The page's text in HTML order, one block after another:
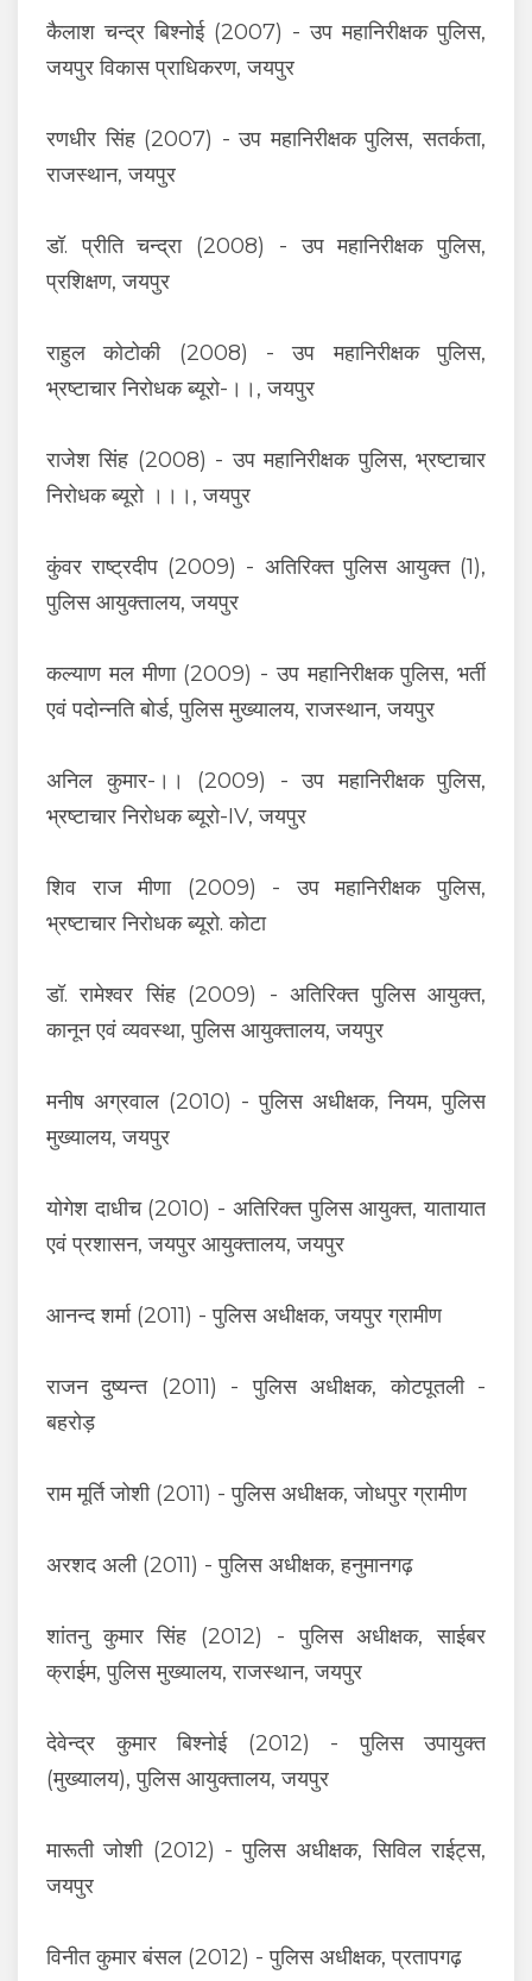
कैलाश चन्द्र बिश्नोई (2007) - उप महानिरीक्षक पुलिस,
जयपुर विकास प्राधिकरण, जयपुर
रणधीर सिंह (2007) - उप महानिरीक्षक पुलिस, सतर्कता,
राजस्थान, जयपुर
डॉ. प्रीति चन्द्रा (2008) - उप महानिरीक्षक पुलिस,
प्रशिक्षण, जयपुर
राहुल कोटोकी (2008) - उप महानिरीक्षक पुलिस,
भ्रष्टाचार निरोधक ब्यूरो-।।, जयपुर
राजेश सिंह (2008) - उप महानिरीक्षक पुलिस, भ्रष्टाचार
निरोधक ब्यूरो ।।।, जयपुर
कुंवर राष्ट्रदीप (2009) - अतिरिक्त पुलिस आयुक्त (1),
पुलिस आयुक्तालय, जयपुर
कल्याण मल मीणा (2009) - उप महानिरीक्षक पुलिस, भर्ती
एवं पदोन्नति बोर्ड, पुलिस मुख्यालय, राजस्थान, जयपुर
अनिल कुमार-।। (2009) - उप महानिरीक्षक पुलिस,
भ्रष्टाचार निरोधक ब्यूरो-IV, जयपुर
शिव राज मीणा (2009) - उप महानिरीक्षक पुलिस,
भ्रष्टाचार निरोधक ब्यूरो. कोटा
डॉ. रामेश्वर सिंह (2009) - अतिरिक्त पुलिस आयुक्त,
कानून एवं व्यवस्था, पुलिस आयुक्तालय, जयपुर
मनीष अग्रवाल (2010) - पुलिस अधीक्षक, नियम, पुलिस
मुख्यालय, जयपुर
योगेश दाधीच (2010) - अतिरिक्त पुलिस आयुक्त, यातायात
एवं प्रशासन, जयपुर आयुक्तालय, जयपुर
आनन्द शर्मा (2011) - पुलिस अधीक्षक, जयपुर ग्रामीण
राजन दुष्यन्त (2011) - पुलिस अधीक्षक, कोटपूतली -
बहरोड़
राम मूर्ति जोशी (2011) - पुलिस अधीक्षक, जोधपुर ग्रामीण
अरशद अली (2011) - पुलिस अधीक्षक, हनुमानगढ़
शांतनु कुमार सिंह (2012) - पुलिस अधीक्षक, साईबर
क्राईम, पुलिस मुख्यालय, राजस्थान, जयपुर
देवेन्द्र कुमार बिश्नोई (2012) - पुलिस उपायुक्त
(मुख्यालय), पुलिस आयुक्तालय, जयपुर
मारूती जोशी (2012) - पुलिस अधीक्षक, सिविल राईट्स,
जयपुर
विनीत कुमार बंसल (2012) - पुलिस अधीक्षक, प्रतापगढ़